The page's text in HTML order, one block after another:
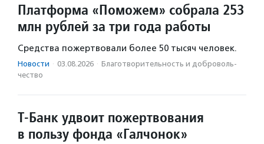
Платформа «Поможем» собрала 253
млн рублей за три года работы
Средства пожертвовали более 50 тысяч человек.
Новости · 03.08.2026 · Благотвори­тель­ность и доброволь­
чест­во
Т-Банк удвоит пожертвования
в пользу фонда «Галчонок»